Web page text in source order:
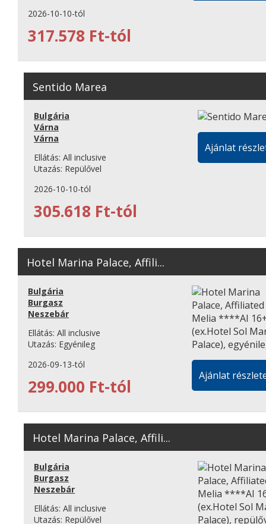
2026-10-10-tól
317.578 Ft-tól
Sentido Marea
Bulgária
Várna
Várna
Ellátás: All inclusive
Utazás: Repülővel
2026-10-10-tól
305.618 Ft-tól
Ajánlat
Hotel Marina Palace, Affili...
Bulgária
Burgasz
Neszebár
Ellátás: All inclusive
Utazás: Egyénileg
2026-09-13-tól
299.000 Ft-tól
Ajánlat
Hotel Marina Palace, Affili...
Bulgária
Burgasz
Neszebár
Ellátás: All inclusive
Utazás: Repülővel